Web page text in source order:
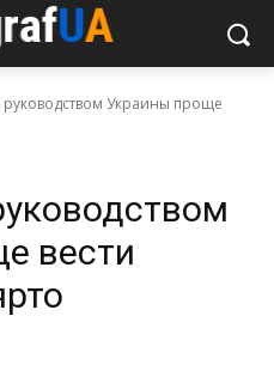
Украины проще
вести